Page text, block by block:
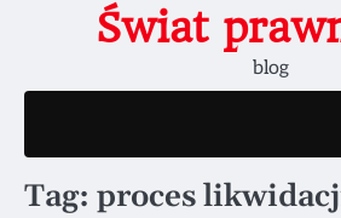
Świat
blog
Tag: proces